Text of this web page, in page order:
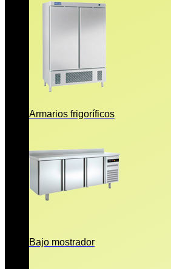
Armarios frigoríficos
Bajo mostrador